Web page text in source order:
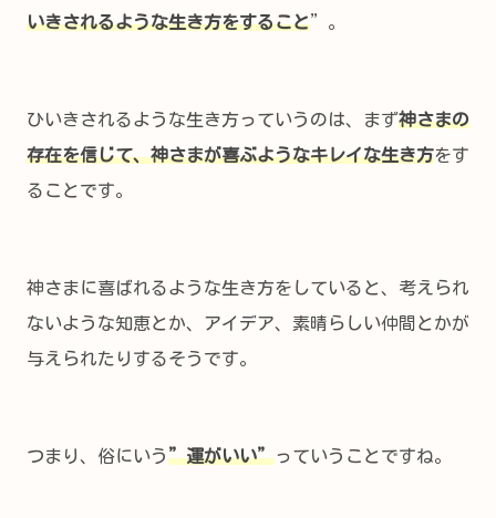
いきされるような生き方をすること”。
ひいきされるような生き方っていうのは、まず神さまの
存在を信じて、神さまが喜ぶようなキレイな生き方をす
ることです。
神さまに喜ばれるような生き方をしていると、考えられ
ないような知恵とか、アイデア、素晴らしい仲間とかが
与えられたりするそうです。
つまり、俗にいう”運がいい”っていうことですね。